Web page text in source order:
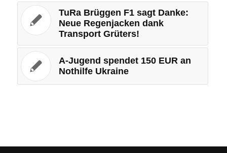
TuRa Brüggen F1 sagt Danke:
Neue Regenjacken dank
Transport Grüters!
A-Jugend spendet 150 EUR an
Nothilfe Ukraine